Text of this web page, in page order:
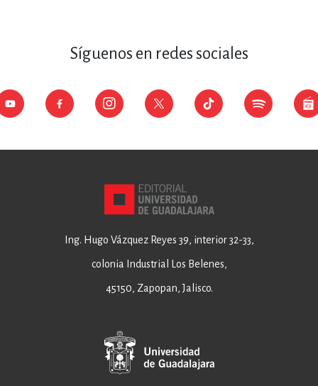
Síguenos en redes sociales
Ing. Hugo Vázquez Reyes 39, interior 32-33,
colonia Industrial Los Belenes,
45150, Zapopan, Jalisco.